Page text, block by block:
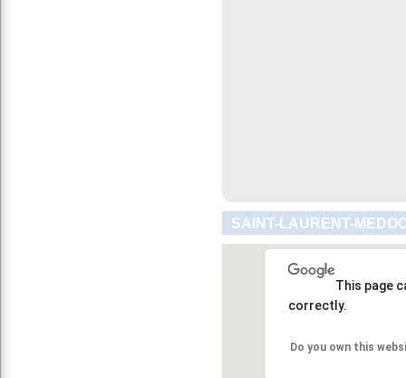
SAINT-LAURENT-
This page
correctly.
Do you own this